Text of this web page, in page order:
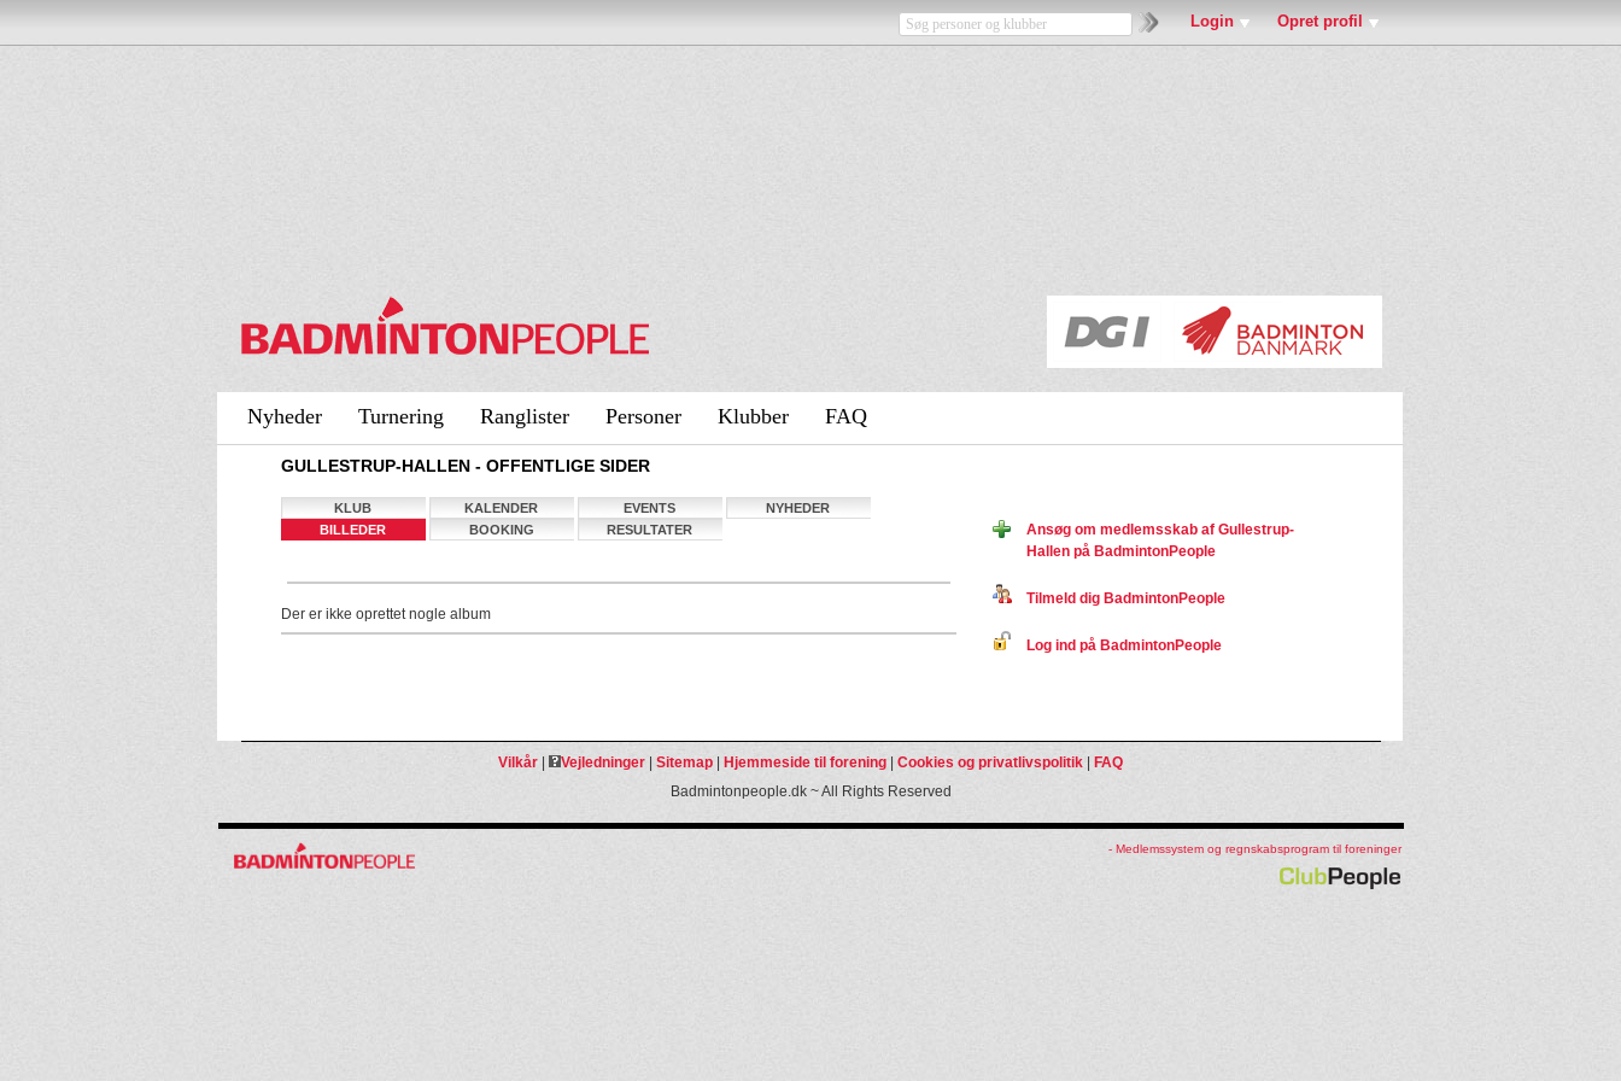
Login Opret profil
Nyheder Turnering Ranglister Personer Klubber FAQ
GULLESTRUP-HALLEN - OFFENTLIGE SIDER
KLUB KALENDER EVENTS
NYHEDER
BILLEDER
BOOKING RESULTATER
Der er ikke oprettet nogle album
Ansøg om medlemsskab af Gullestrup-
Hallen på BadmintonPeople
Tilmeld dig BadmintonPeople
Log ind på BadmintonPeople
Vilkår Vejledninger Sitemap Hjemmeside til forening Cookies og privatlivspolitik
FAQ
Badmintonpeople.dk ~ All Rights Reserved
- Medlemssystem og regnskabsprogram til foreninger